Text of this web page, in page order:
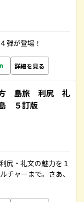
弾が登場！
詳細を見る
方 島旅 利尻 礼
５訂版
尻・礼文の魅力を１
チャーまで。さあ、